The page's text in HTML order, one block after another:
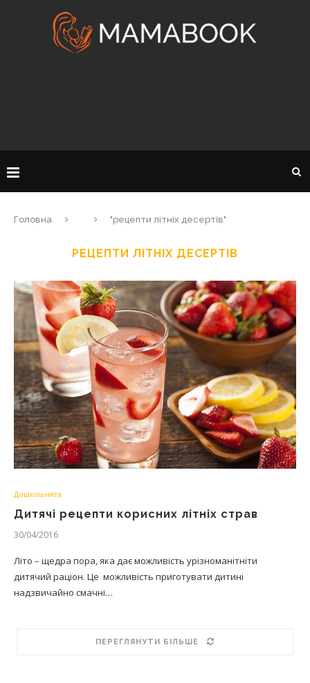
Головна "рецепти літніх десертів"
РЕЦЕПТИ ЛІТНІХ ДЕСЕРТІВ
Дошкільнята
Дитячі рецепти корисних літніх страв
30/04/2016
Літо – щедра пора, яка дає можливість урізноманітніти
дитячий раціон. Це можливість приготувати дитині
надзвичайно смачні…
ПЕРЕГЛЯНУТИ БІЛЬШЕ